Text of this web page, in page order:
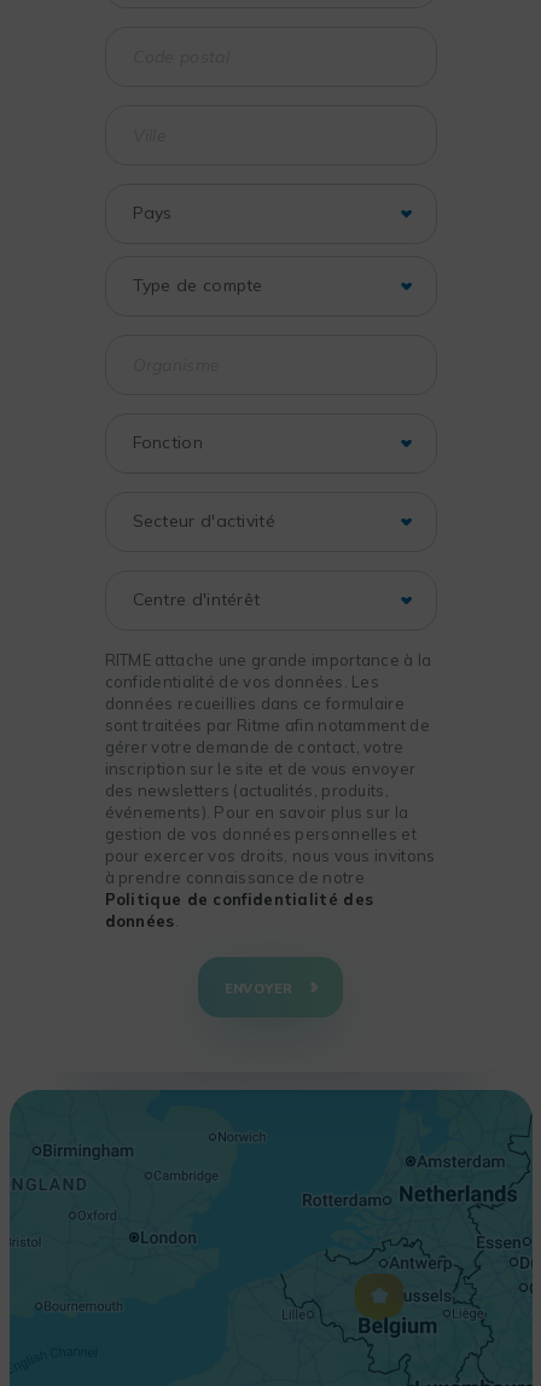
RITME attache une grande importance à la
confidentialité de vos données. Les
données recueillies dans ce formulaire
sont traitées par Ritme afin notamment de
gérer votre demande de contact, votre
inscription sur le site et de vous envoyer
des newsletters (actualités, produits,
événements). Pour en savoir plus sur la
gestion de vos données personnelles et
pour exercer vos droits, nous vous invitons
à prendre connaissance de notre
Politique de confidentialité des
données
ENVOYER